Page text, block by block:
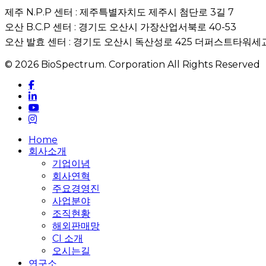
제주 N.P.P 센터 : 제주특별자치도 제주시 첨단로 3길 7
오산 B.C.P 센터 : 경기도 오산시 가장산업서북로 40-53
오산 발효 센터 : 경기도 오산시 독산성로 425 더퍼스트타워세
© 2026 BioSpectrum. Corporation All Rights Reserved
facebook
linkedin
youtube
instagram
Close
Menu
Home
회사소개
기업이념
회사연혁
주요경영진
사업분야
조직현황
해외판매망
CI 소개
오시는길
연구소